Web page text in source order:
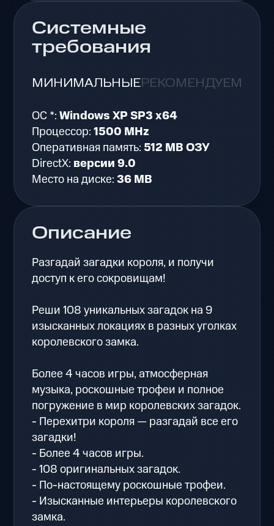
Описание
Разгадай загадки короля, и получи
доступ к его сокровищам!
Реши 108 уникальных загадок на 9
изысканных локациях в разных уголках
королевского замка.
Более 4 часов игры, атмосферная
музыка, роскошные трофеи и полное
погружение в мир королевских загадок.
- Перехитри короля — разгадай все его
загадки!
- Более 4 часов игры.
- 108 оригинальных загадок.
- По-настоящему роскошные трофеи.
- Изысканные интерьеры королевского
замка.
Системные
требования
МИНИМАЛЬНЫЕРЕКОМЕНДУЕМЫЕ
ОС *:Windows XP SP3 x64
Процессор:1500 MHz
Оперативная память:512 MB ОЗУ
DirectX: версии 9.0
Место на диске:36 MB